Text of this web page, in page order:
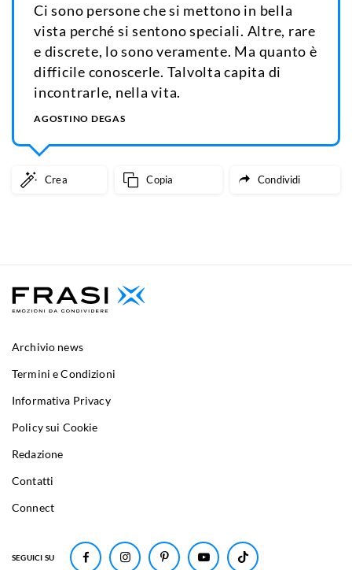
Ci sono persone che si mettono in bella
vista perché si sentono speciali. Altre, rare
e discrete, lo sono veramente. Ma quanto è
difficile conoscerle. Talvolta capita di
incontrarle, nella vita.
AGOSTINO DEGAS
Crea Copia Condividi
SEGUICI SU
Archivio news
Termini e Condizioni
Informativa Privacy
Policy sui Cookie
Redazione
Contatti
Connect